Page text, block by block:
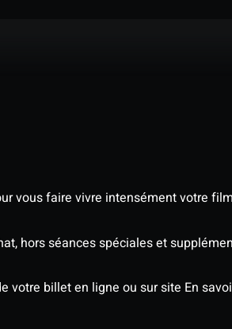
vous faire vivre intensément votre
hors séances spéciales et
votre billet en ligne ou sur site En